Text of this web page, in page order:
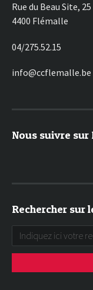
Rue du Beau Site, 25
4400 Flémalle
04/275.52.15
info@ccflemalle.be
Nous suivre sur
Rechercher sur